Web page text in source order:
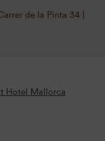
de la Pinta 34 |
Hotel Mallorca